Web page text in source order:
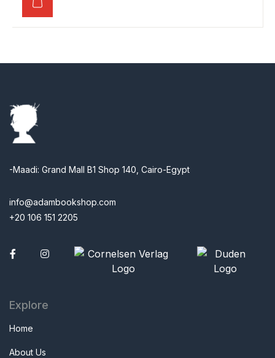
-Maadi: Grand Mall B1 Shop 140, Cairo-Egypt
info@adambookshop.com
+20 106 151 2205
Facebook
Explore
Home
About Us